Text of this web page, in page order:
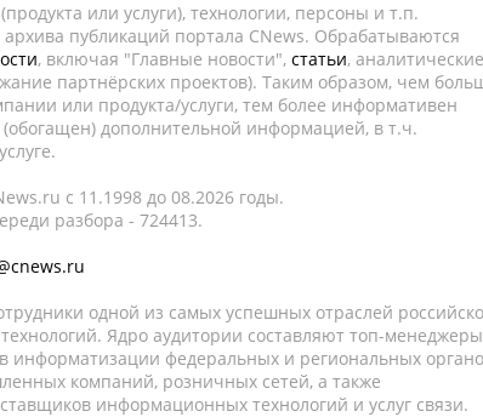
или услуги), технологии, персоны и т.п.
публикаций портала CNews. Обрабатываются
, включая "Главные новости", статьи, аналитические
партнёрских проектов). Таким образом, чем
или продукта/услуги, тем более информативен
дополнительной информацией, в т.ч.
c 11.1998 до 08.2026 годы.
разбора - 724413.
одной из самых успешных отраслей
Ядро аудитории составляют топ-
информатизации федеральных и региональных
компаний, розничных сетей, а также
информационных технологий и услуг связи.